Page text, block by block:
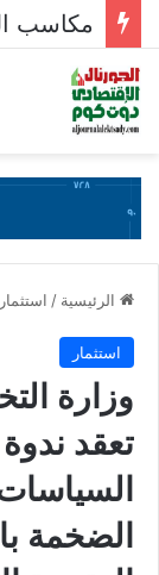
الرئيسية / استثمار
استثمار
وزارة
تعقد
الضخمة